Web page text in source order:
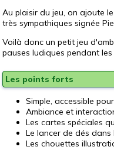
Au plaisir du jeu, on ajoute
très sympathiques signée
Voilà donc un petit jeu
pauses ludiques pendant les
Les points forts
Simple, accessible
Ambiance et
Les cartes spéciales
Le lancer de dés dans
Les chouettes